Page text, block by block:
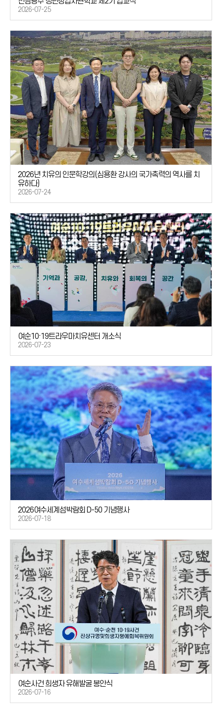
2026-07-25
2026년 치유의 인문학강의(심용환 강사의 국가촉력의 역사를 치
유하다)
2026-07-24
여순10·19트라우마치유센터 개소식
2026-07-23
2026여수세계섬박람회 D-50 기념행사
2026-07-18
여순사건 희생자 유해발굴 봉안식
2026-07-16